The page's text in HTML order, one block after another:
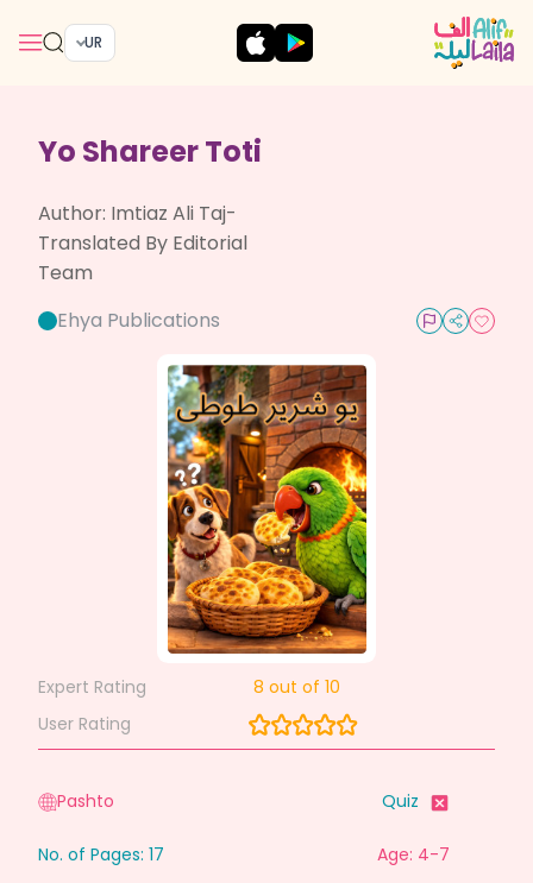
UR
Yo Shareer Toti
Author: Imtiaz Ali Taj-
Translated By Editorial
Team
Ehya Publications
Expert Rating 8 out of 10
User Rating
Pashto Quiz
No. of Pages: 17 Age: 4-7